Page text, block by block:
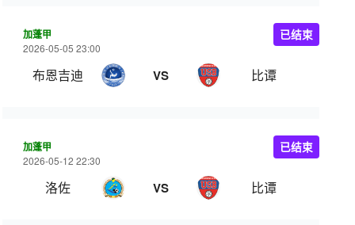
加蓬甲
2026-05-05 23:00
布恩吉迪 VS 比谭
已结束
加蓬甲
2026-05-12 22:30
洛佐 VS 比谭
已结束